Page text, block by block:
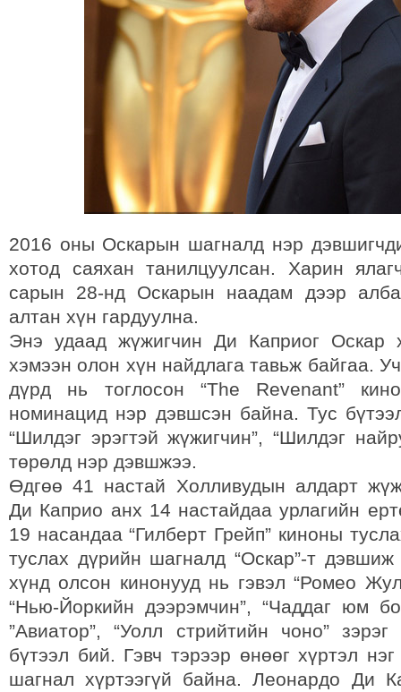
2016 оны Оскарын шагналд нэр
хотод саяхан танилцуулсан. Харин
сарын 28-нд Оскарын наадам дээр
алтан хүн гардуулна.
Энэ удаад жүжигчин Ди Каприог Оскар
хэмээн олон хүн найдлага тавьж байгаа.
дүрд нь тоглосон “The Revenant”
номинацид нэр дэвшсэн байна. Тус
“Шилдэг эрэгтэй жүжигчин”, “Шилдэг
төрөлд нэр дэвшжээ.
Өдгөө 41 настай Холливудын алдарт
Ди Каприо анх 14 настайдаа урлагийн
19 насандаа “Гилберт Грейп” киноны
туслах дүрийн шагналд “Оскар”-т
хүнд олсон кинонууд нь гэвэл “Ромео
“Нью-Йоркийн дээрэмчин”, “Чаддаг юм
”Авиатор”, “Уолл стрийтийн чоно”
бүтээл бий. Гэвч тэрээр өнөөг хүртэл
шагнал хүртээгүй байна. Леонардо Ди